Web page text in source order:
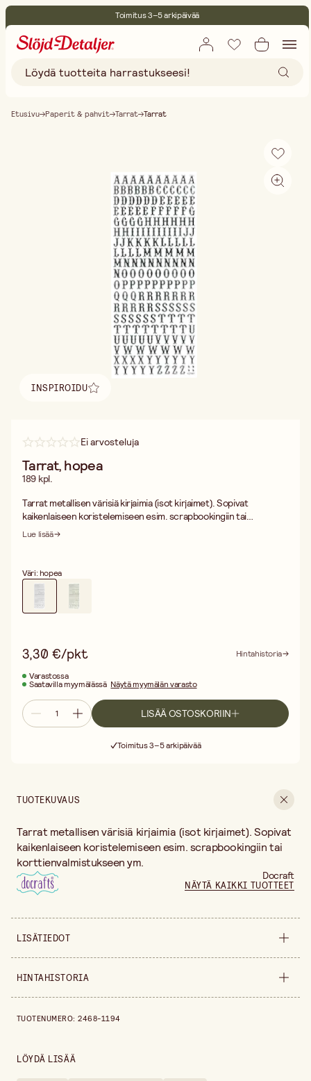
Toimitus 3–5 arkipäivää
Ilmainen toimitus yli 75 € ostoksille
Etusivu Paperit & pahvit Tarrat Tarrat
INSPIROIDU
Löydä inspiraatio
Ei arvosteluja
Tarrat, hopea
189 kpl.
Tarrat metallisen värisiä kirjaimia (isot kirjaimet). Sopivat
kaikenlaiseen koristelemiseen esim. scrapbookingiin tai
korttienvalmistukseen ym.
Lue lisää
Väri: hopea
3,30 €/pkt
Hintahistoria
Varastossa
Saatavilla myymälässä Näytä myymälän varasto
LISÄÄ OSTOSKORIIN
Toimitus 3–5 arkipäivää
TUOTEKUVAUS
Tarrat metallisen värisiä kirjaimia (isot kirjaimet). Sopivat
kaikenlaiseen koristelemiseen esim. scrapbookingiin tai
korttienvalmistukseen ym.
Docraft
NÄYTÄ KAIKKI TUOTTEET
LISÄTIEDOT
Korkeus 10 mm
Myyntiyksikkö
HINTAHISTORIA
TUOTENUMERO:2468-1194
LÖYDÄ LISÄÄ